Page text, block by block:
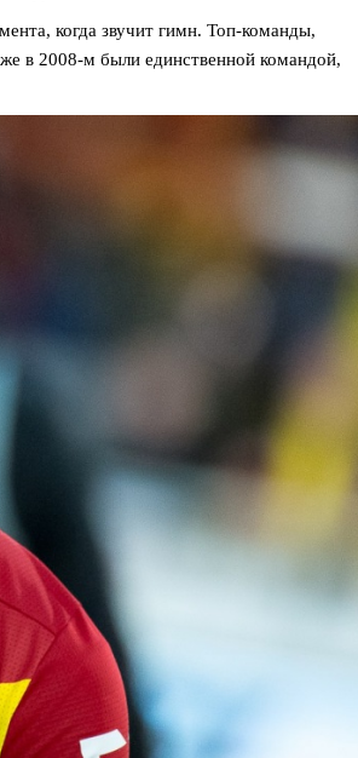
когда звучит гимн. Топ-команды,
в 2008-м были единственной командой,